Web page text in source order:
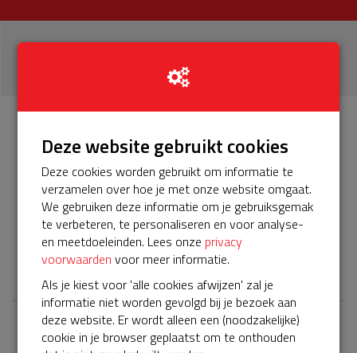
30
donaties
Info Donateurs 30
Het servicepakket van onze BuurtAED verloopt bijna en
moet worden verlengd, zodat onze AED gebruiksklaar
blijft. Help je mee? Doneer voor ons servicepakket!
𝕏
Laatste donaties
Deze website gebruikt cookies
Deze cookies worden gebruikt om informatie te
verzamelen over hoe je met onze website omgaat.
We gebruiken deze informatie om je gebruiksgemak
te verbeteren, te personaliseren en voor analyse-
en meetdoeleinden. Lees onze privacy
voorwaarden voor meer informatie.
Als je kiest voor 'alle cookies afwijzen' zal je
informatie niet worden gevolgd bij je bezoek aan
deze website. Er wordt alleen een (noodzakelijke)
cookie in je browser geplaatst om te onthouden